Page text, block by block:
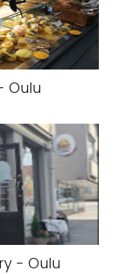
Oulu
- Oulu